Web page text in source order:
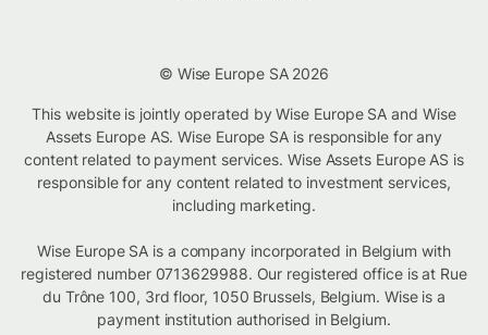
© Wise Europe SA 2026
This website is jointly operated by Wise Europe SA and Wise
Assets Europe AS. Wise Europe SA is responsible for any
content related to payment services. Wise Assets Europe AS is
responsible for any content related to investment services,
including marketing.
Wise Europe SA is a company incorporated in Belgium with
registered number 0713629988. Our registered office is at Rue
du Trône 100, 3rd floor, 1050 Brussels, Belgium. Wise is a
payment institution authorised in Belgium.